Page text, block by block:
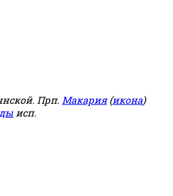
Прп. Макария(икона)
исп.